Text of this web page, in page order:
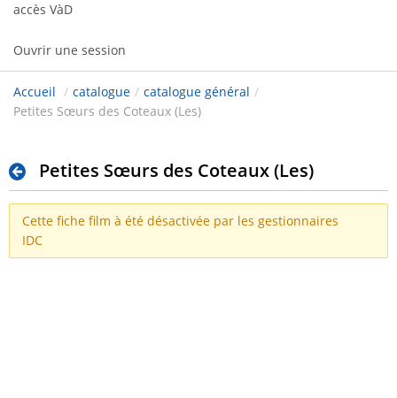
accès VàD
Ouvrir une session
Accueil / catalogue / catalogue général /
Petites Sœurs des Coteaux (Les)
Petites Sœurs des Coteaux (Les)
Cette fiche film à été désactivée par les gestionnaires
IDC